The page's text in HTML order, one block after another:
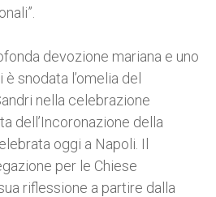
devozione mariana e uno
snodata l’omelia del
nella celebrazione
dell’Incoronazione della
oggi a Napoli. Il
per le Chiese
riflessione a partire dalla